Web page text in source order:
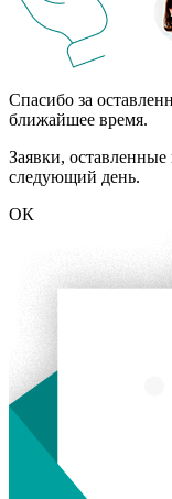
Спасибо за
ближайшее время.
Заявки,
следующий день.
ОК